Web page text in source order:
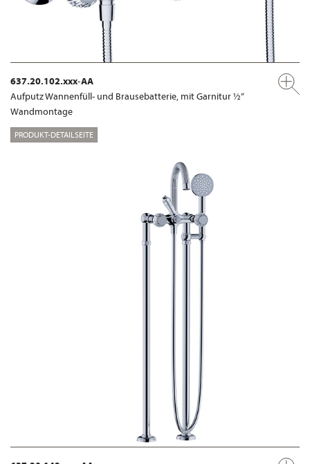
637.20.102.xxx-AA
Aufputz Wannenfüll- und Brausebatterie, mit Garnitur ½“
Wandmontage
PRODUKT-DETAILSEITE